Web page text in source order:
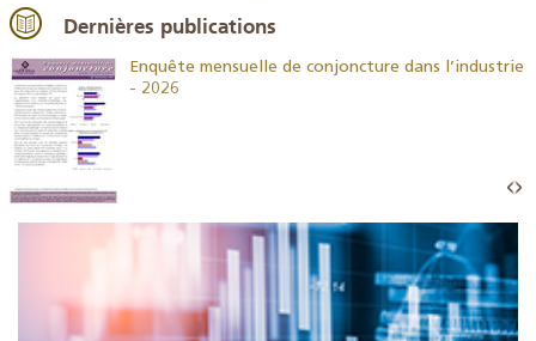
Dernières publications
Enquête mensuelle de conjoncture dans l’industrie
- 2026